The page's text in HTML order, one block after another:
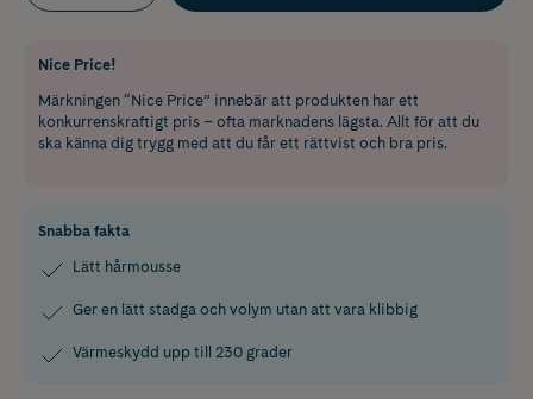
Nice Price!
Märkningen “Nice Price” innebär att produkten har ett
konkurrenskraftigt pris – ofta marknadens lägsta. Allt för att du
ska känna dig trygg med att du får ett rättvist och bra pris.
Snabba fakta
Lätt hårmousse
Ger en lätt stadga och volym utan att vara klibbig
Värmeskydd upp till 230 grader